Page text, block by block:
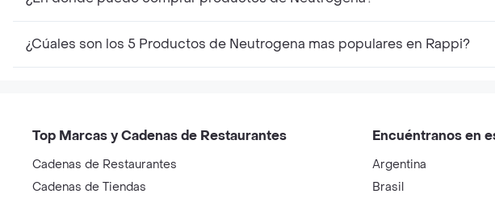
¿Cúales son los 5 Productos de Neutrogena mas populares en Rappi?
Top Marcas y Cadenas de Restaurantes
Cadenas de Restaurantes
Cadenas de Tiendas
Encuéntranos en
Argentina
Brasil